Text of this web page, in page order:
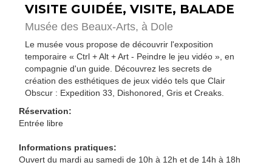
VISITE GUIDÉE, VISITE, BALADE
Musée des Beaux-Arts, à Dole
Le musée vous propose de découvrir l'exposition
temporaire « Ctrl + Alt + Art - Peindre le jeu vidéo », en
compagnie d'un guide. Découvrez les secrets de
création des esthétiques de jeux vidéo tels que Clair
Obscur : Expedition 33, Dishonored, Gris et Creaks.
Réservation:
Entrée libre
Informations pratiques:
Ouvert du mardi au samedi de 10h à 12h et de 14h à 18h